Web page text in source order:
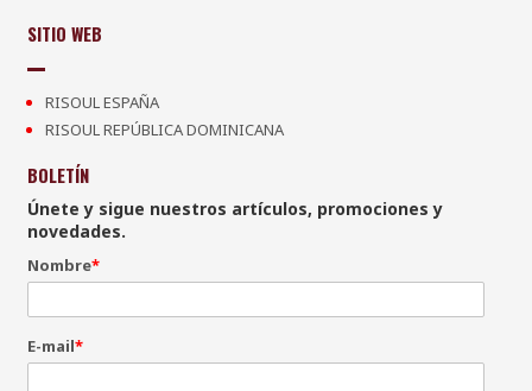
SITIO WEB
RISOUL ESPAÑA
RISOUL REPÚBLICA DOMINICANA
BOLETÍN
Únete y sigue nuestros artículos, promociones y
novedades.
Nombre*
E-mail*